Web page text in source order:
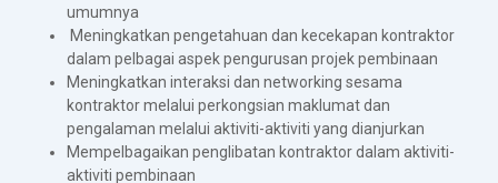
umumnya
Meningkatkan pengetahuan dan kecekapan kontraktor
dalam pelbagai aspek pengurusan projek pembinaan
Meningkatkan interaksi dan networking sesama
kontraktor melalui perkongsian maklumat dan
pengalaman melalui aktiviti-aktiviti yang dianjurkan
Mempelbagaikan penglibatan kontraktor dalam aktiviti-
aktiviti pembinaan